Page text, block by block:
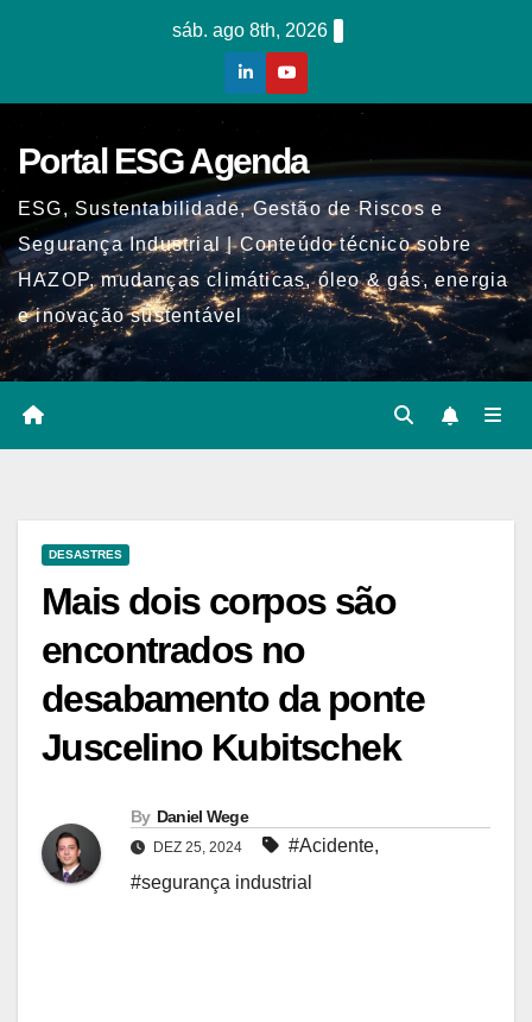
sáb. ago 8th, 2026
Portal ESG Agenda
ESG, Sustentabilidade, Gestão de Riscos e
Segurança Industrial | Conteúdo técnico sobre
HAZOP, mudanças climáticas, óleo & gás, energia
e inovação sustentável
DESASTRES
Mais dois corpos são
encontrados no
desabamento da ponte
Juscelino Kubitschek
By Daniel Wege
DEZ 25, 2024 #Acidente,
#segurança industrial